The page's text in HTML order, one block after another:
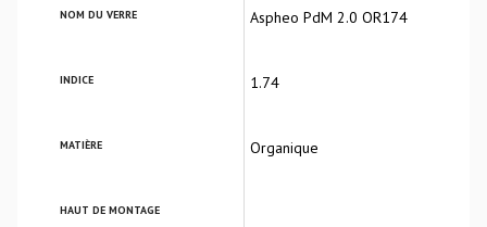
NOM DU VERRE Aspheo PdM 2.0 OR174
INDICE 1.74
MATIÈRE Organique
HAUT DE MONTAGE